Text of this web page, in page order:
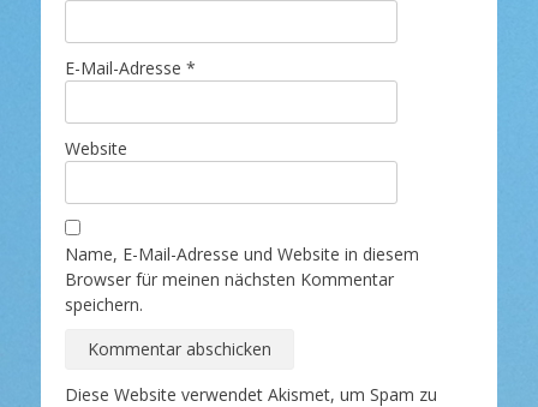
E-Mail-Adresse *
Website
Name, E-Mail-Adresse und Website in diesem
Browser für meinen nächsten Kommentar
speichern.
Diese Website verwendet Akismet, um Spam zu